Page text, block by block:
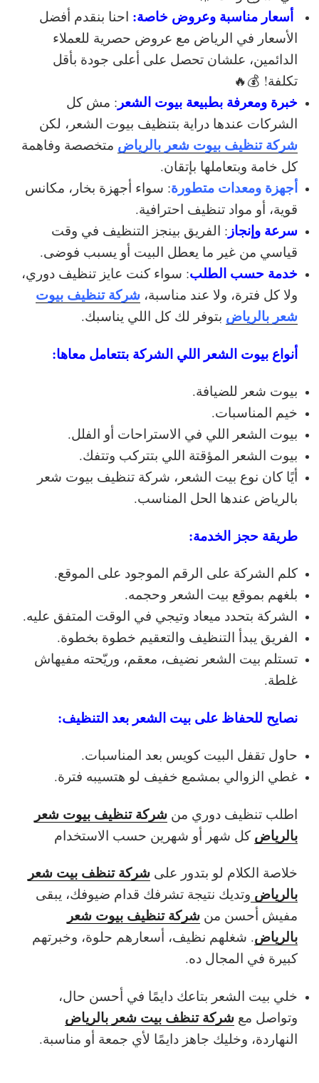
أسعار مناسبة وعروض خاصة: احنا بنقدم أفضل
الأسعار في الرياض مع عروض حصرية للعملاء
الدائمين، علشان تحصل على أعلى جودة بأقل
تكلفة! 💰🔥
خبرة ومعرفة بطبيعة بيوت الشعر : مش كل
الشركات عندها دراية بتنظيف بيوت الشعر، لكن
شركة تنظيف بيوت شعر بالرياض متخصصة وفاهمة
كل خامة وبتعاملها بإتقان.
أجهزة ومعدات متطورة: سواء أجهزة بخار، مكانس
قوية، أو مواد تنظيف احترافية.
سرعة وإنجاز : الفريق بينجز التنظيف في وقت
قياسي من غير ما يعطل البيت أو يسبب فوضى.
خدمة حسب الطلب: سواء كنت عايز تنظيف دوري،
ولا كل فترة، ولا عند مناسبة، شركة تنظيف بيوت
شعر بالرياض بتوفر لك كل اللي يناسبك.
أنواع بيوت الشعر اللي الشركة بتتعامل معاها:
بيوت شعر للضيافة.
خيم المناسبات.
بيوت الشعر اللي في الاستراحات أو الفلل.
بيوت الشعر المؤقتة اللي بتتركب وتتفك.
أيًا كان نوع بيت الشعر، شركة تنظيف بيوت شعر
بالرياض عندها الحل المناسب.
طريقة حجز الخدمة:
كلم الشركة على الرقم الموجود على الموقع.
بلغهم بموقع بيت الشعر وحجمه.
الشركة بتحدد ميعاد وتيجي في الوقت المتفق عليه.
الفريق يبدأ التنظيف والتعقيم خطوة بخطوة.
تستلم بيت الشعر نضيف، معقم، وريّحته مفيهاش
غلطة.
نصايح للحفاظ على بيت الشعر بعد التنظيف:
حاول تقفل البيت كويس بعد المناسبات.
غطي الزوالي بمشمع خفيف لو هتسيبه فترة.
اطلب تنظيف دوري من شركة تنظيف بيوت شعر
بالرياض كل شهر أو شهرين حسب الاستخدام
خلاصة الكلام لو بتدور على شركة تنظف بيت شعر
بالرياض وتديك نتيجة تشرفك قدام ضيوفك، يبقى
مفيش أحسن من شركة تنظيف بيوت شعر
بالرياض. شغلهم نظيف، أسعارهم حلوة، وخبرتهم
كبيرة في المجال ده.
خلي بيت الشعر بتاعك دايمًا في أحسن حال،
وتواصل مع شركة تنظف بيت شعر بالرياض
النهاردة، وخليك جاهز دايمًا لأي جمعة أو مناسبة.